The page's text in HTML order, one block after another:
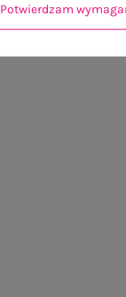
Potwierdzam